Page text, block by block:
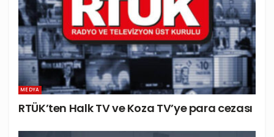
MEDYA
RTÜK’ten Halk TV ve Koza TV’ye para cezası